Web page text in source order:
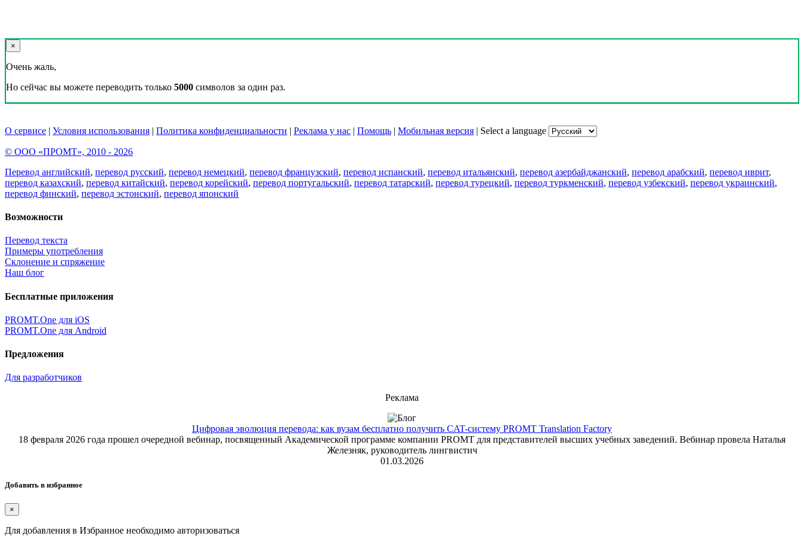
×
Очень жаль,
Но сейчас вы можете переводить только 5000 символов за один раз.
О сервисе | Условия использования | Политика конфиденциальности | Реклама у нас | Помощь | Мобильная версия | Select a language
© ООО «ПРОМТ», 2010 - 2026
Перевод английский, перевод русский, перевод немецкий, перевод французский, перевод испанский, перевод итальянский, перевод азербайджанский, перевод арабский, перевод иврит,
перевод казахский, перевод китайский, перевод корейский, перевод португальский, перевод татарский, перевод турецкий, перевод туркменский, перевод узбекский, перевод украинский,
перевод финский, перевод эстонский, перевод японский
Возможности
Перевод текста
Примеры употребления
Склонение и спряжение
Наш блог
Бесплатные приложения
PROMT.One для iOS
PROMT.One для Android
Предложения
Для разработчиков
Реклама
Цифровая эволюция перевода: как вузам бесплатно получить CAT-систему PROMT Translation Factory
18 февраля 2026 года прошел очередной вебинар, посвященный Академической программе компании PROMT для представителей высших учебных заведений. Вебинар провела Наталья
Железняк, руководитель лингвистич
01.03.2026
Добавить в избранное
×
Для добавления в Избранное необходимо авторизоваться